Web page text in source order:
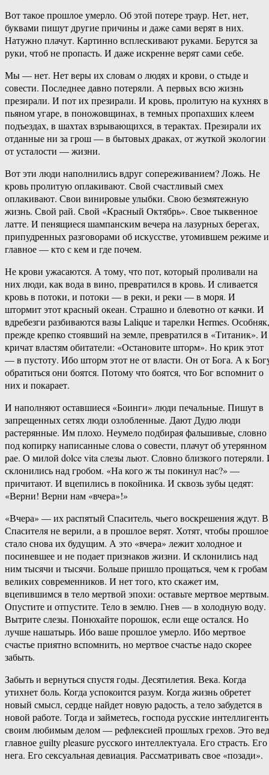
Вот такое прошлое умерло. Об этой потере траур. Нет, нет,
буквами пишут другие причины и даже сами верят в них.
Натужно плачут. Картинно всплескивают руками. Берутся за
руки, чтоб не пропасть. И даже искренне верят сами себе.
Мы — нет. Нет веры их словам о людях и крови, о стыде и
совести. Последнее давно потеряли. А первых всю жизнь
презирали. И пот их презирали. И кровь, пролитую на кухнях в
пьяном угаре, в поножовщинах, в темных пропахших клеем
подъездах, в шахтах взрывающихся, в терактах. Презирали их
отданные ни за грош — в бытовых драках, от жуткой экологии
от усталости — жизни.
Вот эти люди наполнились вдруг сопереживанием? Ложь. Не
кровь пролитую оплакивают. Свой счастливый смех
оплакивают. Свои винировые улыбки. Свою безмятежную
жизнь. Свой рай. Свой «Красный Октябрь». Свое тыквенное
латте. И пенящиеся шампанским вечера на лазурных берегах,
припудренных разговорами об искусстве, утомившем режиме и
главное — кто с кем и где почем.
Не крови ужасаются. А тому, что пот, который проливали на
них люди, как вода в вино, превратился в кровь. И сливается
кровь в потоки, и потоки — в реки, и реки — в моря. И
штормит этот красный океан. Страшно и блевотно от качки. И
вдребезги разбиваются вазы Lalique и тарелки Hermes. Особняк,
прежде крепко стоявший на земле, превратился в «Титаник». И
кричат властям обитатели: «Остановите шторм». Но крик этот
— в пустоту. Ибо шторм этот не от власти. Он от Бога. А к
обратиться они боятся. Потому что боятся, что Бог вспомнит о
них и покарает.
И наполняют оставшиеся «Боинги» люди печальные. Пишут в
запрещенных сетях люди озлобленные. Дают Дудю люди
растерянные. Им плохо. Неумело подбирая фальшивые, словно
под копирку написанные слова о совести, плачут об утерянном
рае. О милой dolce vita слезы льют. Словно близкого потеряли.
склонились над гробом. «На кого ж ты покинул нас?» —
причитают. И вцепились в покойника. И сквозь зубы цедят:
«Верни! Верни нам «вчера»!»
«Вчера» — их распятый Спаситель, чьего воскрешения ждут. В
Спасителя не верили, а в прошлое верят. Хотят, чтобы прошлое
стало снова их будущим. А это «вчера» лежит холодное и
посиневшее и не подает признаков жизни. И склонились над
ним тысячи и тысячи. Больше пришло прощаться, чем к гробам
великих современников. И нет того, кто скажет им,
вцепившимся в тело мертвой эпохи: оставьте мертвое мертвым.
Опустите и отпустите. Тело в землю. Гнев — в холодную воду.
Вытрите слезы. Понюхайте порошок, если еще остался. Но
лучше нашатырь. Ибо ваше прошлое умерло. Ибо мертвое
счастье приятно вспомнить, но мертвое счастье надо скорее
забыть.
Забыть и вернуться спустя годы. Десятилетия. Века. Когда
утихнет боль. Когда успокоится разум. Когда жизнь обретет
новый смысл, сердце найдет новую радость, а тело забудется в
новой работе. Тогда и займетесь, господа русские
своим любимым делом — рефлексией прошлых грехов. Это
главное guilty pleasure русского интеллектуала. Его страсть. Его
нега. Его сексуальная девиация. Рассматривать свое «позади».